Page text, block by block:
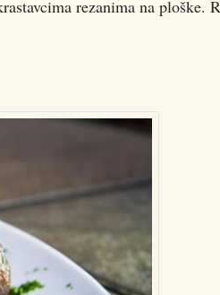
rezanima na ploške.